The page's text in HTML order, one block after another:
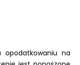
opodatkowaniu na